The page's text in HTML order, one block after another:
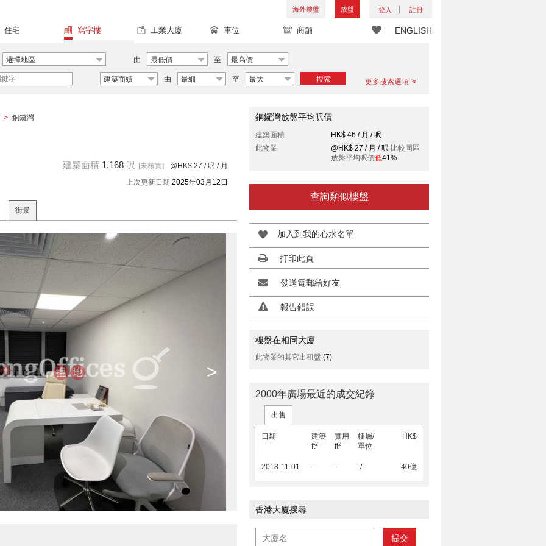
海外樓盤 放盤 登入 註冊
ENGLISH
住宅 寫字樓 工業大廈 車位 商舖
選擇地區 由 最低價 至 最高價
建築面績 由 最細 至 最大 搜索 更多搜索選項
> 銅鑼灣
建築面積 1,168 呎 [未核實] @HK$ 27 / 呎 / 月
上次更新日期 2025年03月12日
街景
>
銅鑼灣放盤平均呎價
建築面積
HK$ 46 / 月 / 呎
此物業
@HK$ 27 / 月 / 呎 比較同區
放盤平均呎價低41%
查詢類似樓盤
加入到我的心水名單
打印此頁
發送電郵給好友
報告錯誤
樓盤在相同大廈
此物業的其它出租盤 (7)
2000年廣場最近的成交紀錄
出售
日期
建築
ft2
實用
ft2
樓層/
單位
HK$
2018-11-01 - - -/- 40億
香港大廈搜尋
提交